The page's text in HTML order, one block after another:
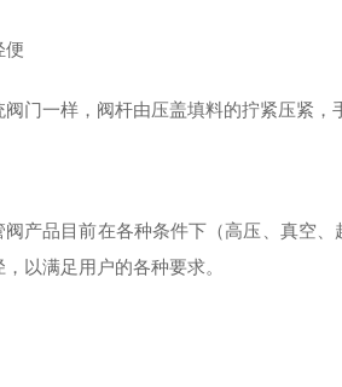
便
阀门一样，阀杆由压盖填料的拧紧压紧，
阀产品目前在各种条件下（高压、真空
以满足用户的各种要求。